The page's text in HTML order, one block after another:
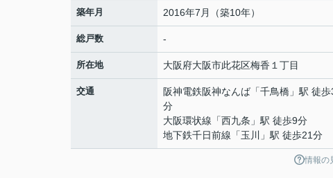
築年月 2016年7月（築10年）
総戸数 -
所在地 大阪府大阪市此花区梅香 １丁目
交通 阪神電鉄阪神なんば 「千鳥橋 」駅 徒歩
分
大阪環状線 「西九条 」駅 徒歩9分
地下鉄千日前線 「玉川 」駅 徒歩21分
情報の